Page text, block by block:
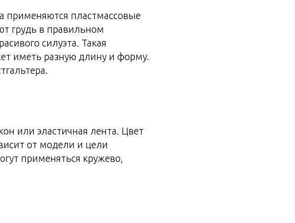
применяются пластмассовые
грудь в правильном
силуэта. Такая
иметь разную длину и форму.
или эластичная лента. Цвет
от модели и цели
применяться кружево,